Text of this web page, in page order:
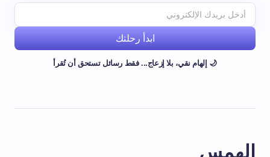
ابدأ رحلتك
🌙 إلهام نقي، بلا إزعاج... فقط رسائل تستحق أن تُقرأ
الهمس